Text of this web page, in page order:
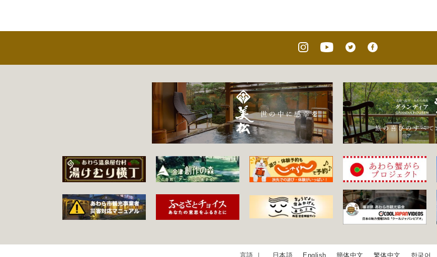
日本語 English 簡体中文 繁体中文 한국어